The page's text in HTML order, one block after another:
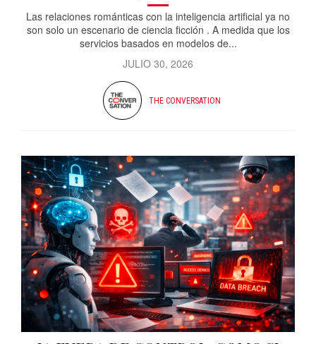
Las relaciones románticas con la inteligencia artificial ya no
son solo un escenario de ciencia ficción . A medida que los
servicios basados ​​en modelos de...
JULIO 30, 2026
THE CONVERSATION